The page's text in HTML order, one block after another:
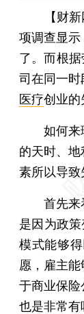
【财
项调查显
了。而根
司在同一
医疗创业的
如何来理
的天时、
素所以导致
首先来看
是因为政
模式能够
愿，雇主
于商业保
也是非常